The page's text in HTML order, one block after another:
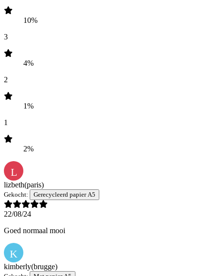
10%
3
4%
2
1%
1
2%
L
lizbeth(paris)
Gekocht: Gerecycleerd papier A5
22/08/24
Goed normaal mooi
K
kimberly(brugge)